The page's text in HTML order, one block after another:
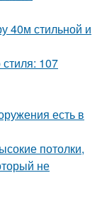
40м стильной и
107
есть в
потолки,
не